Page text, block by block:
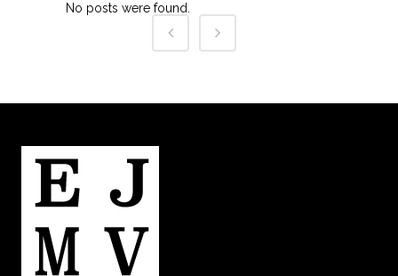
No posts were found.